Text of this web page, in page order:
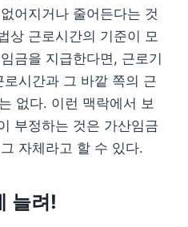
어지거나 줄어든다는 것
상 근로시간의 기준이 모
금을 지급한다면, 근로기
시간과 그 바깥 쪽의 근
없다. 이런 맥락에서 보
부정하는 것은 가산임금
자체라고 할 수 있다.
늘려!